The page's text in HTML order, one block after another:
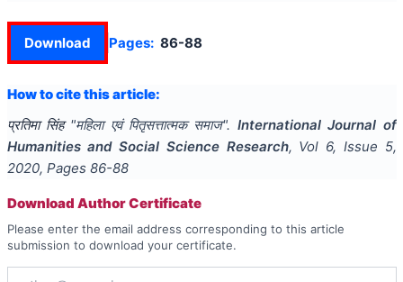
Download Pages: 86-88
How to cite this article:
प्रतिमा सिंह "महिला एवं पितृसत्तात्मक समाज". International Journal of
Humanities and Social Science Research, Vol 6, Issue 5,
2020, Pages 86-88
Download Author Certificate
Please enter the email address corresponding to this article
submission to download your certificate.